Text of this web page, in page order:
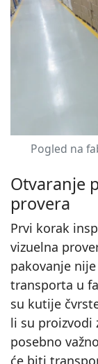
Pogled na
Otvaranje
provera
Prvi korak
vizuelna
pakovanje
transporta u
su kutije
li su proizvodi
posebno